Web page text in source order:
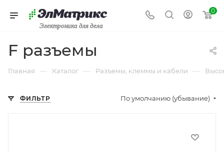
Электроника для дела
0
F разъемы
Главная — Каталог — Разъемы, клеммы и кабели —
ФИЛЬТР По умолчанию (убывание)